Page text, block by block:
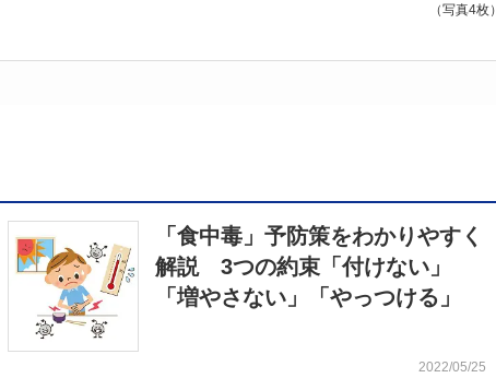
（写真4枚）
「食中毒」予防策をわかりやすく
解説 3つの約束「付けない」
「増やさない」「やっつける」
2022/05/25